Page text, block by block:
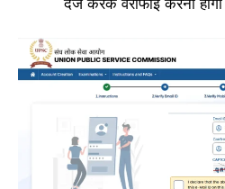
दर्ज करके वेरीफाई करना होगा।